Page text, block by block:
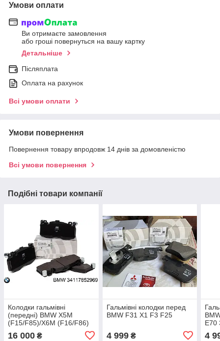
Умови оплати
Ви отримаєте замовлення
або гроші повернуться на вашу картку
Детальніше
Післяплата
Оплата на рахунок
Всі умови оплати
Умови повернення
Повернення товару впродовж 14 днів за домовленістю
Всі умови повернення
Подібні товари компанії
Колодки гальмівні
(передні) BMW X5M
(F15/F85)/X6M (F16/F86)
16 000 ₴
Гальмівні колодки перед
BMW F31 X1 F3 F25
4 999₴
E70
4